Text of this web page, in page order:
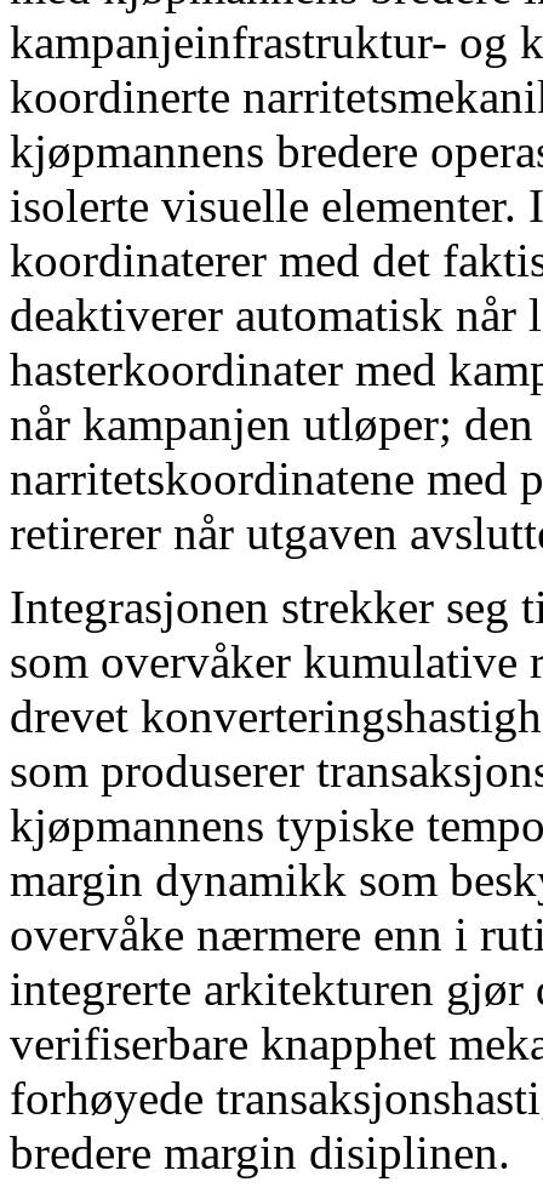
kampanjeinfrastruktur- og
koordinerte
kjøpmannens bredere
isolerte visuelle
koordinaterer med det
deaktiverer automatisk når
hasterkoordinater med
når kampanjen utløper;
narritetskoordinatene med
retirerer når utgaven
Integrasjonen strekker seg
som overvåker kumulative
drevet
som produserer
kjøpmannens typiske
margin dynamikk som
overvåke nærmere enn i
integrerte arkitekturen gjør
verifiserbare knapphet
forhøyede
bredere margin disiplinen.